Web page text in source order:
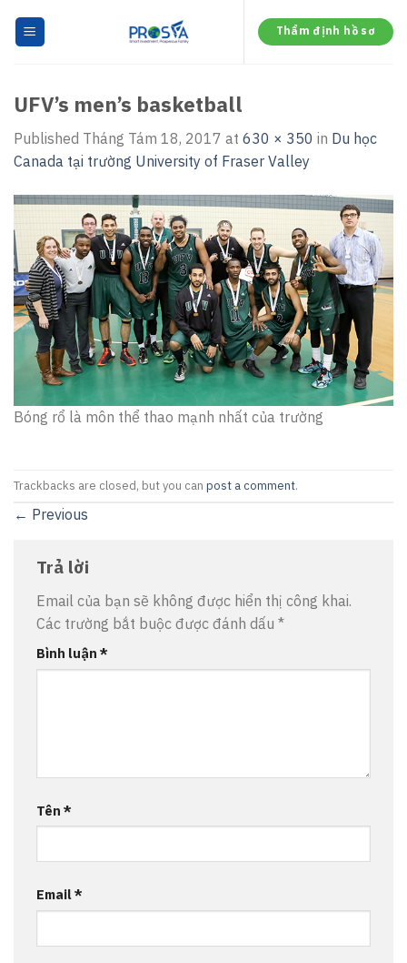
Thẩm định hồ sơ
UFV’s men’s basketball
Published Tháng Tám 18, 2017 at 630 × 350 in Du học
Canada tại trường University of Fraser Valley
Bóng rổ là môn thể thao mạnh nhất của trường
Trackbacks are closed, but you can post a comment.
← Previous
Trả lời
Email của bạn sẽ không được hiển thị công khai.
Các trường bắt buộc được đánh dấu *
Bình luận *
Tên *
Email*